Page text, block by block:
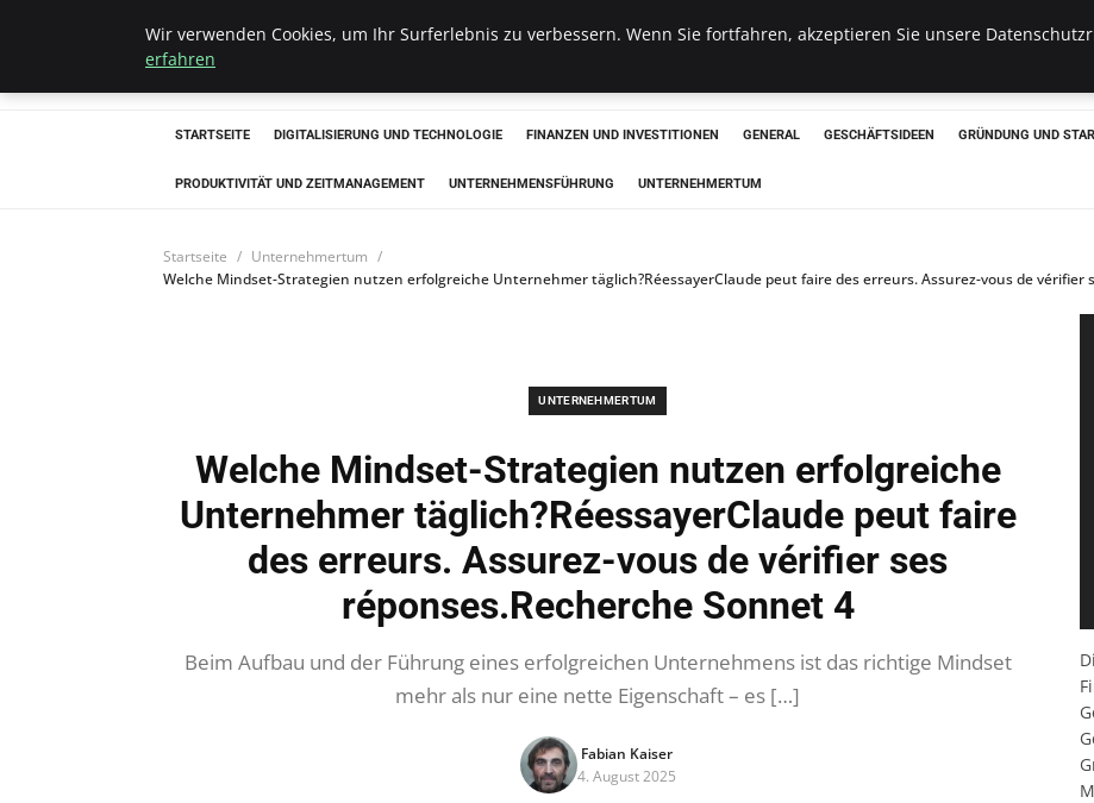
Hellmut Koenigshaus
STARTSEITE DIGITALISIERUNG UND TECHNOLOGIE FINANZEN UND INVESTITIONEN GENERAL GESCHÄFTSIDEEN GRÜNDUNG UND
PRODUKTIVITÄT UND ZEITMANAGEMENT UNTERNEHMENSFÜHRUNG UNTERNEHMERTUM
Startseite
Unternehmertum
Welche Mindset-Strategien nutzen erfolgreiche Unternehmer täglich?RéessayerClaude peut faire des erreurs. Assurez-vous de vérifier
UNTERNEHMERTUM
Welche Mindset-Strategien nutzen erfolgreiche
Unternehmer täglich?RéessayerClaude peut faire
des erreurs. Assurez-vous de vérifier ses
réponses.Recherche Sonnet 4
Beim Aufbau und der Führung eines erfolgreichen Unternehmens ist das richtige Mindset
mehr als nur eine nette Eigenschaft – es […]
Fabian Kaiser
4. August 2025
Wir verwenden Cookies, um Ihr Surferlebnis zu verbessern. Wenn Sie fortfahren, akzeptieren Sie unsere
erfahren